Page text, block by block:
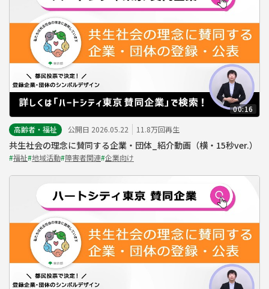
00:16
高齢者・福祉
公開日 2026.05.22 11.8万回再生
共生社会の理念に賛同する企業・団体_紹介動画（横・15秒ver.）
#福祉#地域活動#障害者関連#企業向け